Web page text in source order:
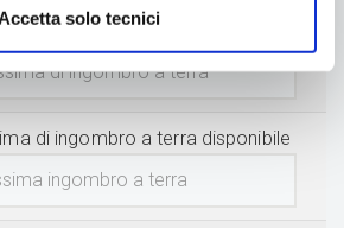
Accetta solo tecnici
di ingombro a terra disponibile
di ingombro a terra disponibile